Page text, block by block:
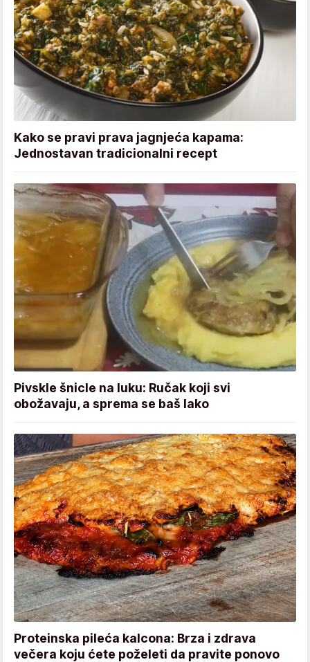
Kako se pravi prava jagnjeća kapama:
Jednostavan tradicionalni recept
Pivskle šnicle na luku: Ručak koji svi
obožavaju, a sprema se baš lako
Proteinska pileća kalcona: Brza i zdrava
večera koju ćete poželeti da pravite ponovo